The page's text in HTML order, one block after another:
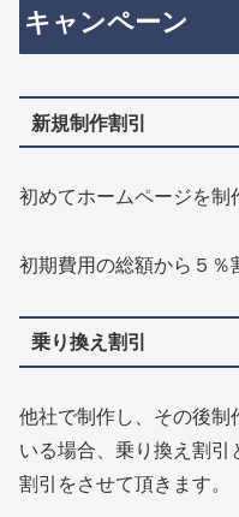
キャンペーン
新規制作割引
初めてホームページを制
初期費用の総額から５％
乗り換え割引
他社で制作し、その後
いる場合、乗り換え割
割引をさせて頂きます。